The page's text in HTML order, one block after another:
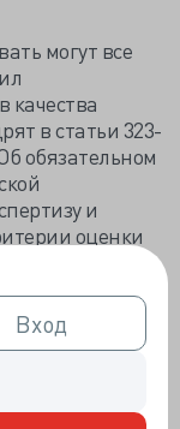
Вход
Вход
могут все
качества
в статьи 323-
обязательном
и
оценки
по
утверждённые
рекомендации.
«иное
более